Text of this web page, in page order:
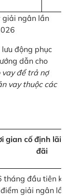
giải ngân lần
động phục
dẫn cho
vay để trả nợ
vay thuộc các
gian cố định lãi
đãi
tháng đầu tiên
điểm giải ngân